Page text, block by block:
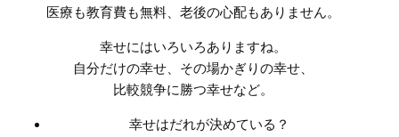
医療も教育費も無料、老後の心配もありません。
幸せにはいろいろありますね。
自分だけの幸せ、その場かぎりの幸せ、
比較競争に勝つ幸せなど。
幸せはだれが決めている？